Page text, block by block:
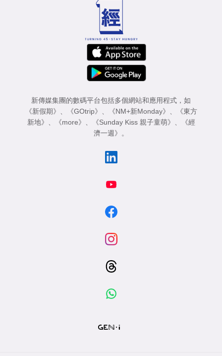
新傳媒集團的數碼平台包括多個網站和應用程式，如
《新假期》
《GOtrip》 《NM+新Monday》
《東方
新地》
《more》 《Sunday Kiss 親子童萌》
《經
濟一週》
。